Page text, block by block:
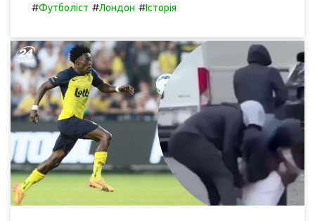
#Футболіст #Лондон #Історія